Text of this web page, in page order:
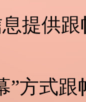
息提供
”方式